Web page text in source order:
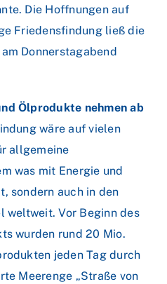
Die Hoffnungen auf
Friedensfindung ließ die
Donnerstagabend
Ölprodukte nehmen ab
wäre auf vielen
allgemeine
was mit Energie und
sondern auch in den
weltweit. Vor Beginn des
wurden rund 20 Mio.
jeden Tag durch
Meerenge „Straße von